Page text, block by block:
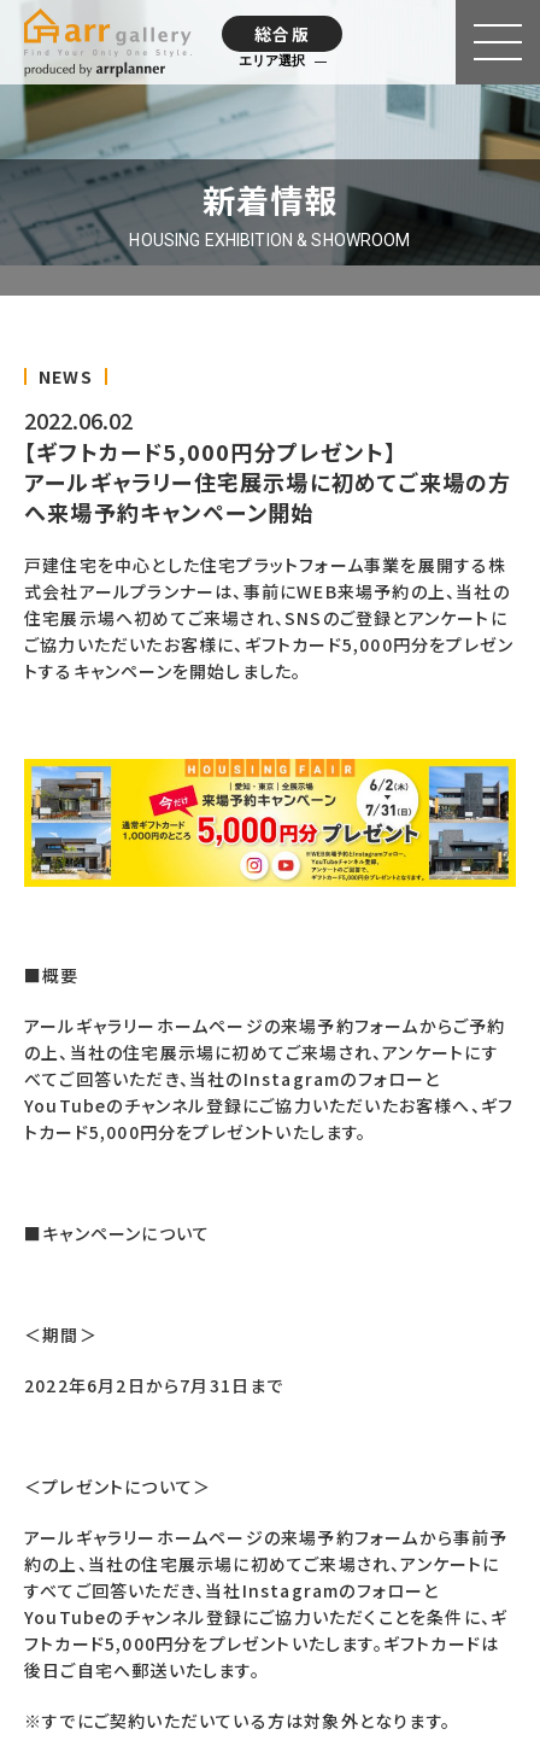
総合版
エリア選択
新着情報
HOUSING EXHIBITION & SHOWROOM
NEWS
2022.06.02
【ギフトカード5,000円分プレゼント】
アールギャラリー住宅展示場に初めてご来場の方
へ来場予約キャンペーン開始
戸建住宅を中心とした住宅プラットフォーム事業を展開する株
式会社アールプランナーは、事前にWEB来場予約の上、当社の
住宅展示場へ初めてご来場され、SNSのご登録とアンケートに
ご協力いただいたお客様に、ギフトカード5,000円分をプレゼン
トするキャンペーンを開始しました。
■概要
アールギャラリーホームページの来場予約フォームからご予約
の上、当社の住宅展示場に初めてご来場され、アンケートにす
べてご回答いただき、当社のInstagramのフォローと
YouTubeのチャンネル登録にご協力いただいたお客様へ、ギフ
トカード5,000円分をプレゼントいたします。
■キャンペーンについて
＜期間＞
2022年6月2日から7月31日まで
＜プレゼントについて＞
アールギャラリーホームページの来場予約フォームから事前予
約の上、当社の住宅展示場に初めてご来場され、アンケートに
すべてご回答いただき、当社Instagramのフォローと
YouTubeのチャンネル登録にご協力いただくことを条件に、ギ
フトカード5,000円分をプレゼントいたします。ギフトカードは
後日ご自宅へ郵送いたします。
※すでにご契約いただいている方は対象外となります。